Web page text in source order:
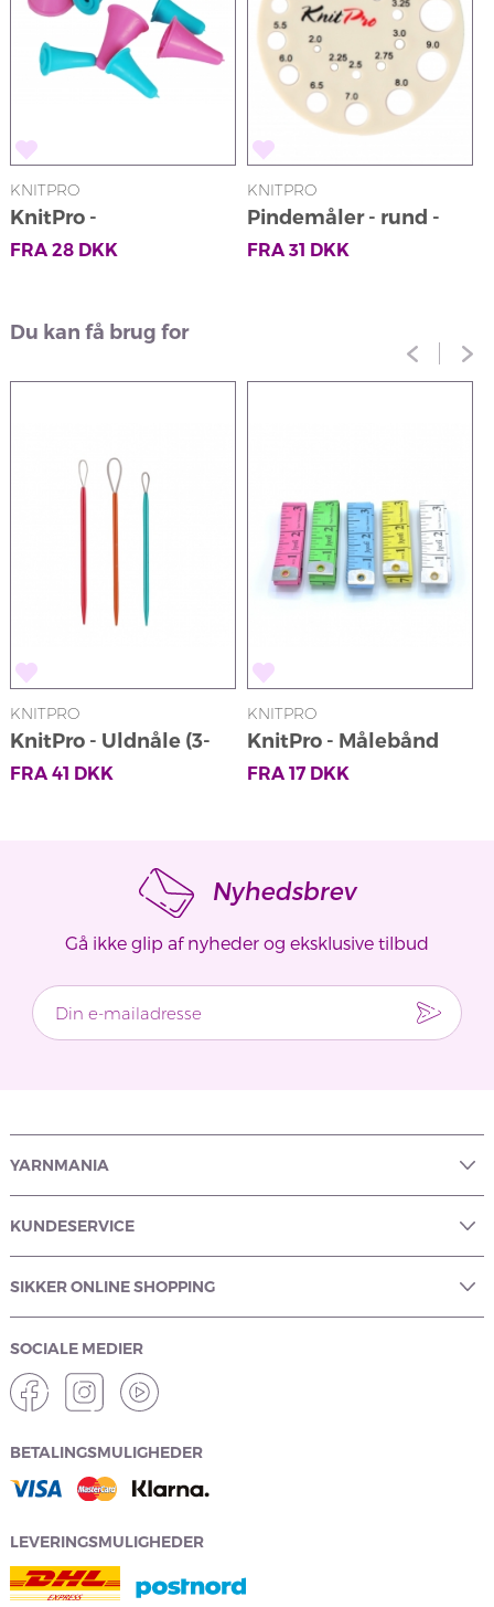
KNITPRO
KnitPro -
Pindebeskyttere
FRA 28DKK
KNITPRO
Pindemåler - rund -
beige
FRA 31 DKK
Du kan få brug for
KNITPRO
KnitPro - Uldnåle (3-
pak)
FRA 41 DKK
KNITPRO
KnitPro - Målebånd
FRA 17DKK
Nyhedsbrev
Gå ikke glip af nyheder og eksklusive tilbud
YARNMANIA
KUNDESERVICE
SIKKER ONLINE SHOPPING
SOCIALE MEDIER
BETALINGSMULIGHEDER
LEVERINGSMULIGHEDER